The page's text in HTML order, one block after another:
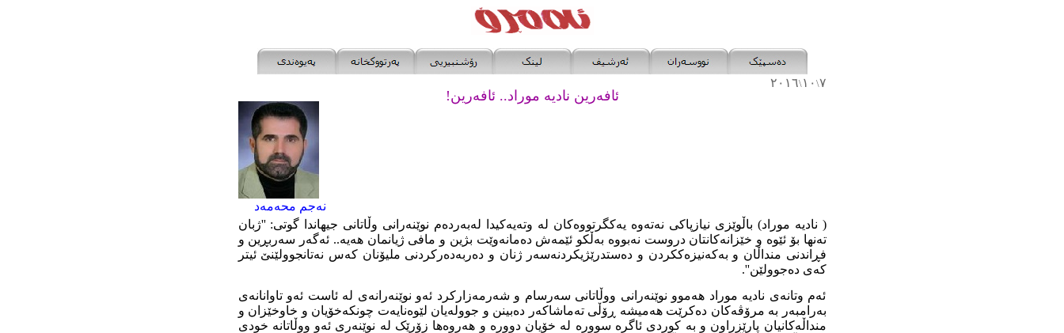
٧\ ١٠\٢٠١٦
ئافەرین نادیە موراد.. ئافەرین!
نەجم محەمەد
( نادیە موراد) باڵوێزی نیازپاکی نەتەوە یەکگرتووەکان لە وتەیەکیدا لەبەردەم نوێنەرانی وڵاتانی جیھاندا گوتی: ''ژبان
تەنھا بۆ ئێوە و خێزانەکانتان دروست نەبووە بەڵکو ئێمەش دەمانەوێت بژین و مافی ژیانمان ھەیە.. ئەگەر
سەربڕین و
فڕاندنی منداڵان و بەکەنیزەککردن و دەستدرێژیکردنەسەر ژنان و دەربەدەرکردنی ملیۆنان کەس نەتانجوولێنێ ئیتر
کەی دەجوولێن''.
ئەم وتانەی نادیە موراد ھەموو نوێنەرانی ووڵاتانی سەرسام و شەرمەزارکرد ئەو نوێنەرانەی لە ئاست ئەو تاوانانەی
بەرامبەر بە مرۆڤەکان دەکرێت ھەمیشە ڕۆڵی تەماشاکەر دەبینن و جوولەیان لێوەنایەت چونکەخۆیان و خاوخێزان و
منداڵەکانیان پارێزراون و بە کوردی ئاگرە سوورە لە خۆیان دوورە و ھەروەھا زۆرێک لە نوێنەری ئەو ووڵاتانە خودی